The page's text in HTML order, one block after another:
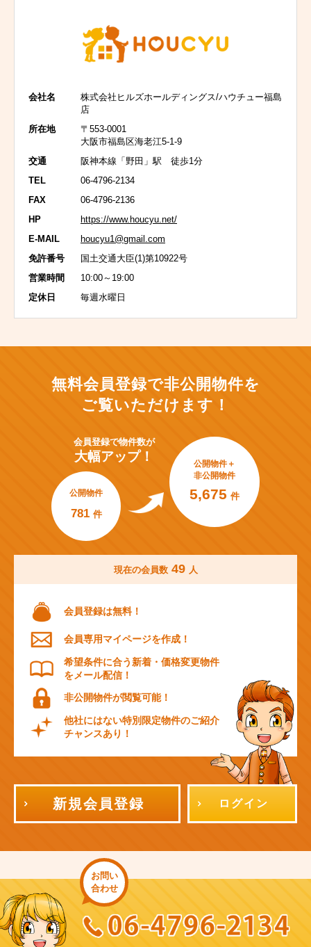
会社名
株式会社ヒルズホールディングス/ハウチュー福島
店
所在地
〒553-0001
大阪市福島区海老江5-1-9
交通
阪神本線「野田」駅 徒歩1分
TEL
06-4796-2134
FAX
06-4796-2136
HP
https://www.houcyu.net/
E-MAIL
houcyu1@gmail.com
免許番号
国土交通大臣(1)第10922号
営業時間
10:00～19:00
定休日
毎週水曜日
無料会員登録で非公開物件を
ご覧いただけます！
会員登録で物件数が
大幅アップ！
公開物件
781 件
公開物件＋
非公開物件
5,675 件
現在の会員数 49 人
会員登録は無料！
会員専用マイページを作成！
希望条件に合う新着・価格変更物件
をメール配信！
非公開物件が閲覧可能！
他社にはない特別限定物件のご紹介
チャンスあり！
新規会員登録 ログイン
お問い
合わせ